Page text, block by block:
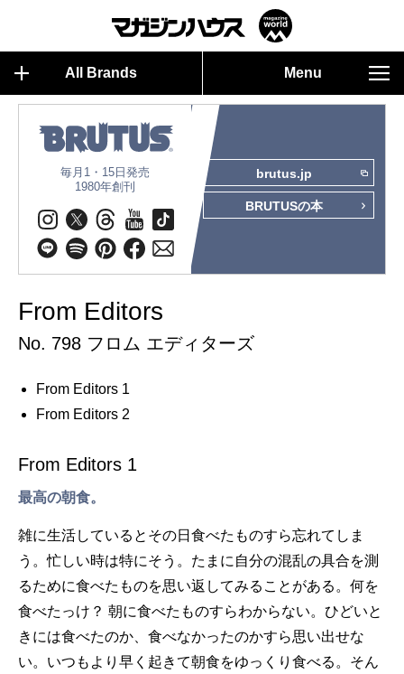
All Brands Menu
毎月1・15日発売
1980年創刊
brutus.jp
BRUTUSの本
From Editors
No. 798 フロム エディターズ
From Editors 1
From Editors 2
From Editors 1
最高の朝食。
雑に生活しているとその日食べたものすら忘れてしま
う。忙しい時は特にそう。たまに自分の混乱の具合を測
るために食べたものを思い返してみることがある。何を
食べたっけ？ 朝に食べたものすらわからない。ひどいと
きには食べたのか、食べなかったのかすら思い出せな
い。いつもより早く起きて朝食をゆっくり食べる。そん